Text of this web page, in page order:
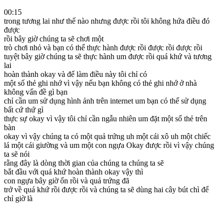
00:15
trong tương lai như thế nào nhưng được rồi tôi không hứa điều đó
được
rồi bây giờ chúng ta sẽ chơi một
trò chơi nhỏ và bạn có thể thực hành được rồi được rồi được rồi
tuyệt bây giờ chúng ta sẽ thực hành um được rồi quá khứ và tương
lai
hoàn thành okay và để làm điều này tôi chỉ có
một số thẻ ghi nhớ vì vậy nếu bạn không có thẻ ghi nhớ ở nhà
không vấn đề gì bạn
chỉ cần um sử dụng hình ảnh trên internet um bạn có thể sử dụng
bất cứ thứ gì
thực sự okay vì vậy tôi chỉ cần ngẫu nhiên um đặt một số thẻ trên
bàn
okay vì vậy chúng ta có một quả trứng uh một cái xô uh một chiếc
lá một cái giường và um một con ngựa Okay được rồi vì vậy chúng
ta sẽ nói
rằng đây là dòng thời gian của chúng ta chúng ta sẽ
bắt đầu với quá khứ hoàn thành okay vậy thì
con ngựa bây giờ ổn rồi và quả trứng đã
trở về quá khứ rồi được rồi và chúng ta sẽ dùng hai cây bút chì để
chỉ giờ là